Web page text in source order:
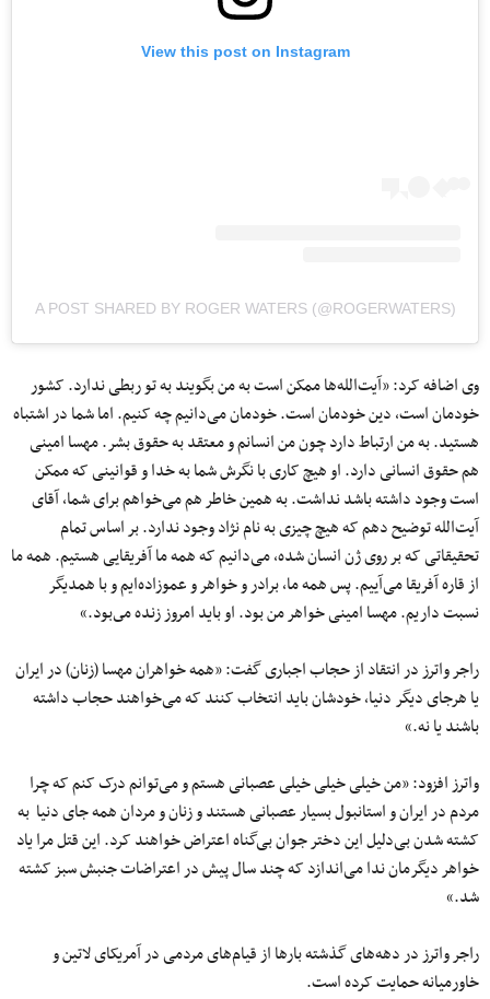
View this post on Instagram
A POST SHARED BY ROGER WATERS (@ROGERWATERS)
وی اضافه کرد: «آیت‌الله‌ها ممکن است به من بگویند به تو ربطی ندارد. کشور
خودمان است، دین خودمان است. خودمان می‌دانیم چه کنیم. اما شما در اشتباه
هستید. به من ارتباط دارد چون من انسانم و معتقد به حقوق بشر. مهسا امینی
هم حقوق انسانی دارد. او هیچ کاری با نگرش شما به خدا و قوانینی که ممکن
است وجود داشته باشد نداشت. به همین خاطر هم می‌خواهم برای شما، آقای
آیت‌الله توضیح دهم که هیچ چیزی به نام نژاد وجود ندارد. بر اساس تمام
تحقیقاتی که بر روی ژن انسان شده، می‌دانیم که همه ما آفریقایی هستیم. همه ما
از قاره آفریقا می‌آییم. پس همه ما‌، برادر و خواهر و عموزاده‌ایم و با همدیگر
نسبت داریم. مهسا امینی خواهر من بود. او باید امروز زنده مى‌بود.»
راجر واترز در انتقاد از حجاب اجباری گفت: «همه خواهران مهسا (زنان) در ایران
یا هرجای دیگر دنیا، خودشان باید انتخاب کنند که می‌خواهند حجاب داشته
باشند یا نه.»
واترز افزود: «من خیلی خیلی خیلی عصبانی هستم و می‌توانم درک کنم که چرا
مردم در ایران و استانبول بسیار عصبانی هستند و زنان و مردان همه جای دنیا به
کشته شدن بی‌دلیل این دختر جوان بی‌گناه اعتراض خواهند کرد. این قتل مرا یاد
خواهر دیگرمان ندا می‌اندازد که چند سال پیش در اعتراضات جنبش سبز کشته
شد.»
راجر واترز در دهه‌های گذشته بارها از قیام‌های مردمی در آمریکای لاتین و
خاورمیانه حمایت کرده است.